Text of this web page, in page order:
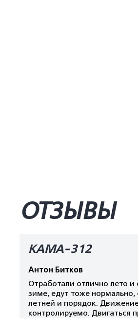
ОТЗЫВЫ
КАМА-312
Антон Битков
Отработали отлично лето и
зиме, едут тоже нормально,
летней и порядок.
контролируемо. Двигаться